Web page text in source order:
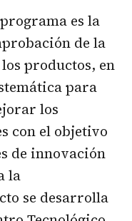
es la
de la
productos, en
para
los
con el objetivo
de innovación
la
se desarrolla